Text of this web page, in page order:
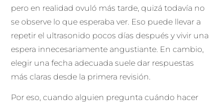
pero en realidad ovuló más tarde, quizá todavía no
se observe lo que esperaba ver. Eso puede llevar a
repetir el ultrasonido pocos días después y vivir una
espera innecesariamente angustiante. En cambio,
elegir una fecha adecuada suele dar respuestas
más claras desde la primera revisión.
Por eso, cuando alguien pregunta cuándo hacer